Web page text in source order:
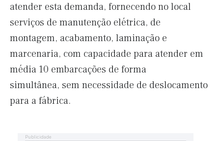
atender esta demanda, fornecendo no local
serviços de manutenção elétrica, de
montagem, acabamento, laminação e
marcenaria, com capacidade para atender em
média 10 embarcações de forma
simultânea, sem necessidade de deslocamento
para a fábrica.
Publicidade